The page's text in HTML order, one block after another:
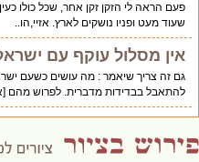
לי הזקן זקן אחר, שכל כולו כעין
ופניו נושקים לארץ. אזיי,הו..
מסלול עוקף עם ישראל
צריך שיאמר : מה עושים כשעם ישראל טובל
בבדידות מדברית. לפרוש מהם [אליהו